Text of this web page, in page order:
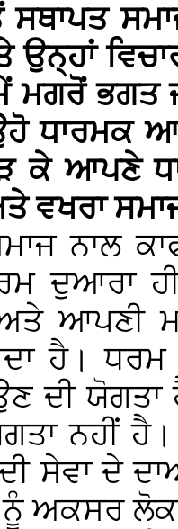
ਸਥਾਪਤ
ਮਗਰੋਂ ਭਗਤ
ਧਾਰਮਕ
ਕੇ ਆਪਣੇ
ਵਖਰਾ
ਨਾਲ
ਦੁਆਰਾ
ਆਪਣੀ
ਹੈ।
ਦੀ ਯੋਗਤਾ
ਨਹੀਂ
ਸੇਵਾ ਦੇ
ਅਕਸਰ ਲੋਕਾਂ